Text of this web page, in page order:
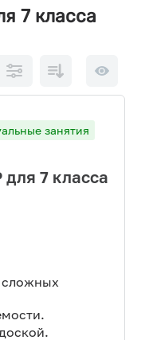
7 класса
возрастанию
10 на
занятия
7 класса